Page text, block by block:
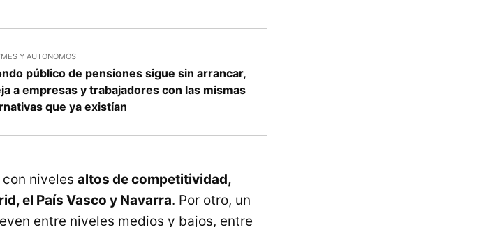
Y AUTONOMOS
público de pensiones sigue sin arrancar,
a empresas y trabajadores con las mismas
que ya existían
niveles altos de competitividad,
el País Vasco y Navarra. Por otro, un
entre niveles medios y bajos, entre